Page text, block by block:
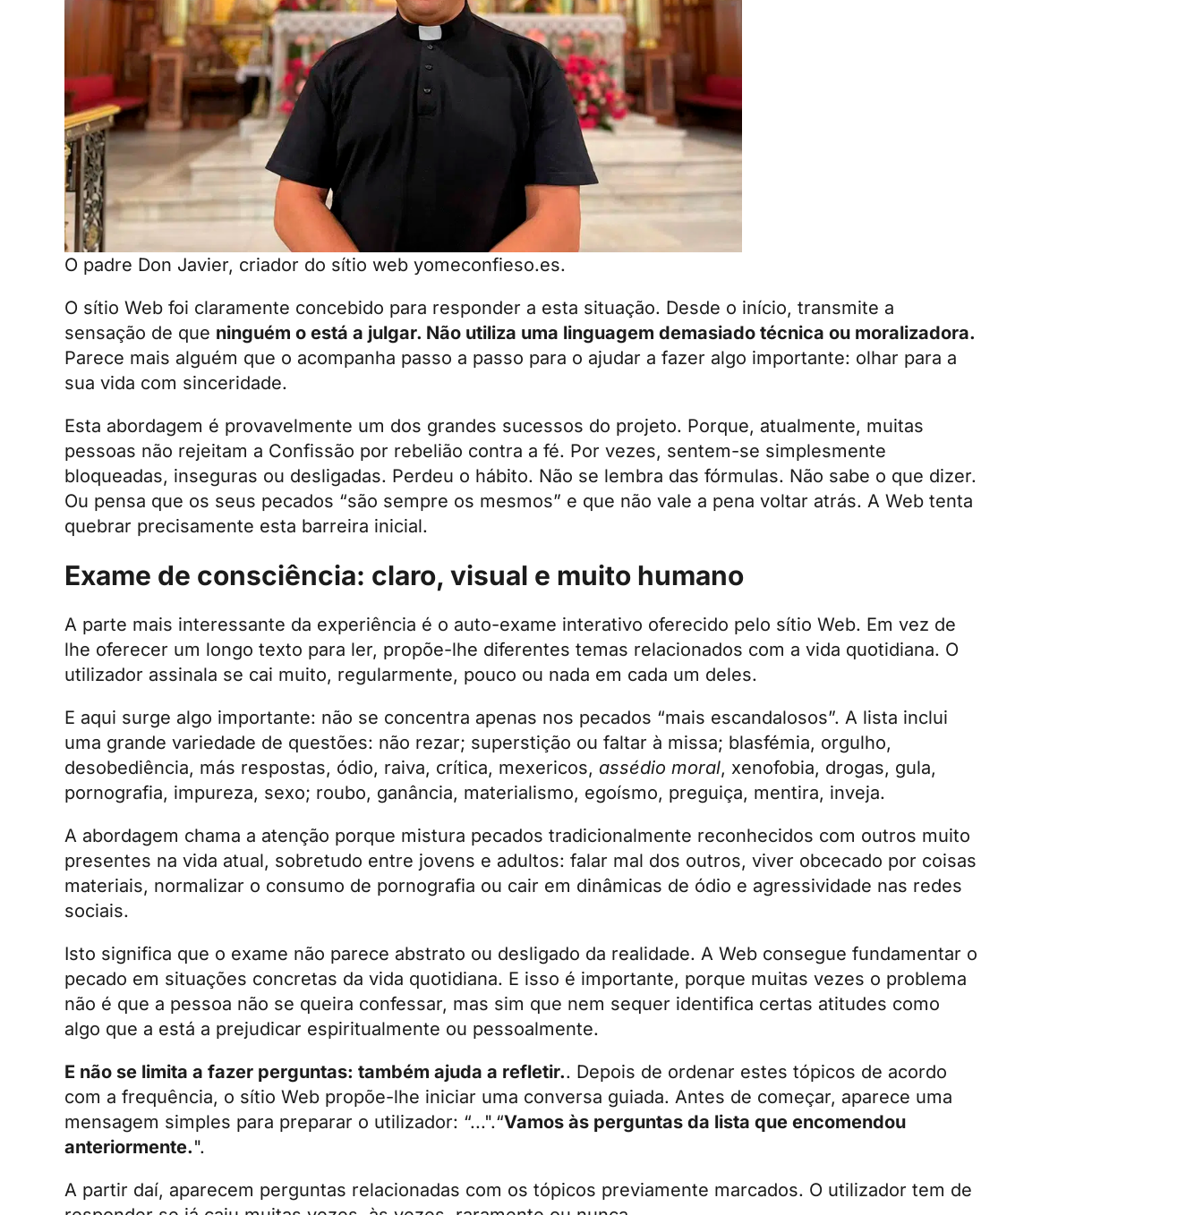
O padre Don Javier, criador do sítio web yomeconfieso.es.
O sítio Web foi claramente concebido para responder a esta situação. Desde o início, transmite a
sensação de que ninguém o está a julgar. Não utiliza uma linguagem demasiado técnica ou moralizadora.
Parece mais alguém que o acompanha passo a passo para o ajudar a fazer algo importante: olhar para a
sua vida com sinceridade.
Esta abordagem é provavelmente um dos grandes sucessos do projeto. Porque, atualmente, muitas
pessoas não rejeitam a Confissão por rebelião contra a fé. Por vezes, sentem-se simplesmente
bloqueadas, inseguras ou desligadas. Perdeu o hábito. Não se lembra das fórmulas. Não sabe o que dizer.
Ou pensa que os seus pecados “são sempre os mesmos” e que não vale a pena voltar atrás. A Web tenta
quebrar precisamente esta barreira inicial.
Exame de consciência: claro, visual e muito humano
A parte mais interessante da experiência é o auto-exame interativo oferecido pelo sítio Web. Em vez de
lhe oferecer um longo texto para ler, propõe-lhe diferentes temas relacionados com a vida quotidiana. O
utilizador assinala se cai muito, regularmente, pouco ou nada em cada um deles.
E aqui surge algo importante: não se concentra apenas nos pecados “mais escandalosos”. A lista inclui
uma grande variedade de questões: não rezar; superstição ou faltar à missa; blasfémia, orgulho,
desobediência, más respostas, ódio, raiva, crítica, mexericos, assédio moral, xenofobia, drogas, gula,
pornografia, impureza, sexo; roubo, ganância, materialismo, egoísmo, preguiça, mentira, inveja.
A abordagem chama a atenção porque mistura pecados tradicionalmente reconhecidos com outros muito
presentes na vida atual, sobretudo entre jovens e adultos: falar mal dos outros, viver obcecado por coisas
materiais, normalizar o consumo de pornografia ou cair em dinâmicas de ódio e agressividade nas redes
sociais.
Isto significa que o exame não parece abstrato ou desligado da realidade. A Web consegue fundamentar o
pecado em situações concretas da vida quotidiana. E isso é importante, porque muitas vezes o problema
não é que a pessoa não se queira confessar, mas sim que nem sequer identifica certas atitudes como
algo que a está a prejudicar espiritualmente ou pessoalmente.
E não se limita a fazer perguntas: também ajuda a refletir.. Depois de ordenar estes tópicos de acordo
com a frequência, o sítio Web propõe-lhe iniciar uma conversa guiada. Antes de começar, aparece uma
mensagem simples para preparar o utilizador: “...".“Vamos às perguntas da lista que encomendou
anteriormente.".
A partir daí, aparecem perguntas relacionadas com os tópicos previamente marcados. O utilizador tem de